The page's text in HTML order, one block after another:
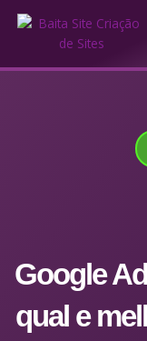
Google
qual e